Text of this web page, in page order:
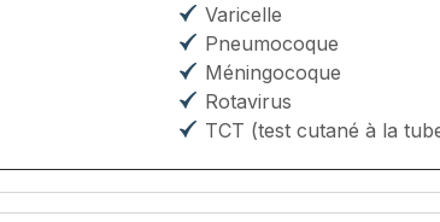
Varicelle
Pneumocoque
Méningocoque
Rotavirus
TCT (test cutané à la